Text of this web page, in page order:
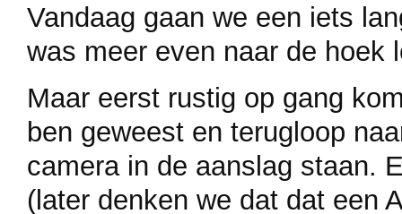
Vandaag gaan we een iets
was meer even naar de hoek
Maar eerst rustig op gang
ben geweest en terugloop
camera in de aanslag staan.
(later denken we dat dat een